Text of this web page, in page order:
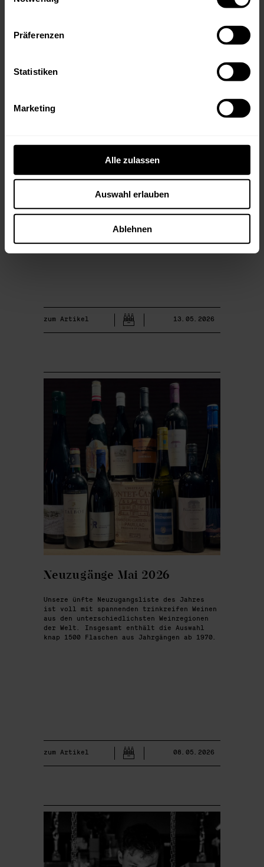
Präferenzen
Statistiken
Marketing
Alle zulassen
Auswahl erlauben
Ablehnen
Streng limitierte Kracher
Kollektionskisten
Die streng limitierten Kracher
Kollektionskisten geniessen Kultstatus und
hochwertigen Kisten und der Langlebigkeit
zum Artikel 13.05.2026
Neuzugänge Mai 2026
Unsere ünfte Neuzugangsliste des Jahres
ist voll mit spannenden trinkreifen Weinen
aus den unterschiedlichsten Weinregionen
der Welt. Insgesamt enthält die Auswahl
knap 1500 Flaschen aus Jahrgängen ab 1970.
zum Artikel 08.05.2026